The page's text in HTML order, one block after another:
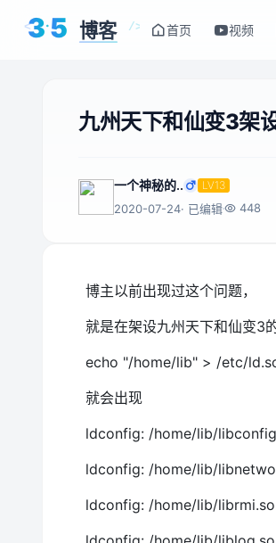
< />
35 博客 首页 视频
九州天下和仙变3架
一个神秘的.. LV13
2020-07-24· 已编辑 448
博主以前出现过这个问题，
就是在架设九州天下和仙变3
echo "/home/lib" > /etc/
就会出现
ldconfig: /home/lib/
ldconfig: /home/lib/
ldconfig: /home/lib/